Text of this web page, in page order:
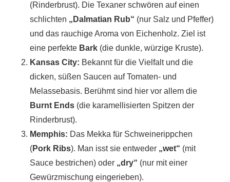
(Rinderbrust). Die Texaner schwören auf einen
schlichten „Dalmatian Rub“ (nur Salz und Pfeffer)
und das rauchige Aroma von Eichenholz. Ziel ist
eine perfekte Bark (die dunkle, würzige Kruste).
Kansas City: Bekannt für die Vielfalt und die
dicken, süßen Saucen auf Tomaten- und
Melassebasis. Berühmt sind hier vor allem die
Burnt Ends (die karamellisierten Spitzen der
Rinderbrust).
Memphis: Das Mekka für Schweinerippchen
(Pork Ribs). Man isst sie entweder „wet“ (mit
Sauce bestrichen) oder „dry“ (nur mit einer
Gewürzmischung eingerieben).